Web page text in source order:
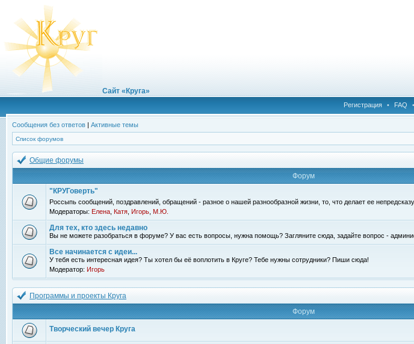
Сайт «Круга»
Регистрация • FAQ •
Сообщения без ответов | Активные темы
Список форумов
Общие форумы
Форум
"КРУГоверть"
Россыпь сообщений, поздравлений, обращений - разное о нашей разнообразной жизни, то, что делает ее
Модераторы: Елена Катя Игорь М.Ю.
Для тех, кто здесь недавно
Вы не можете разобраться в форуме? У вас есть вопросы, нужна помощь? Загляните сюда, задайте вопрос -
Все начинается с идеи...
У тебя есть интересная идея? Ты хотел бы её воплотить в Круге? Тебе нужны сотрудники? Пиши сюда!
Модератор: Игорь
Программы и проекты Круга
Форум
Творческий вечер Круга